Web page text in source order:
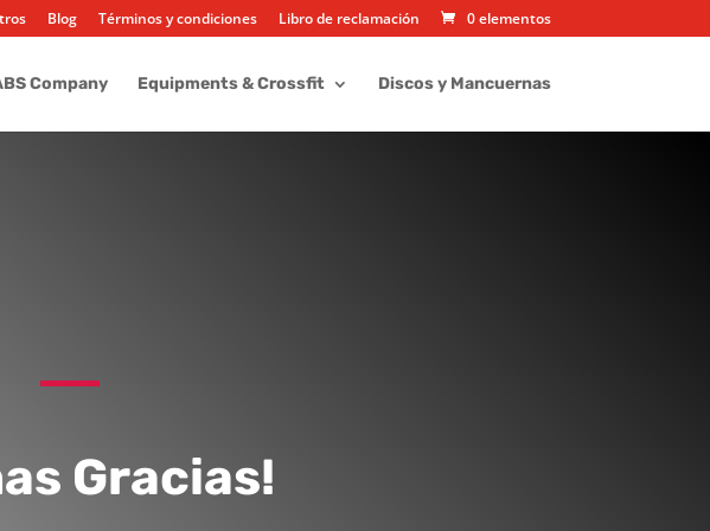
Blog Términos y condiciones Libro de reclamación 0 elementos
Company Equipments & Crossfit Discos y Mancuernas
Gracias!